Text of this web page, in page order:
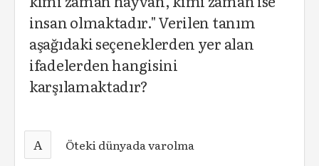
insan olmaktadır." Verilen tanım
aşağıdaki seçeneklerden yer alan
ifadelerden hangisini
karşılamaktadır?
A Öteki dünyada varolma